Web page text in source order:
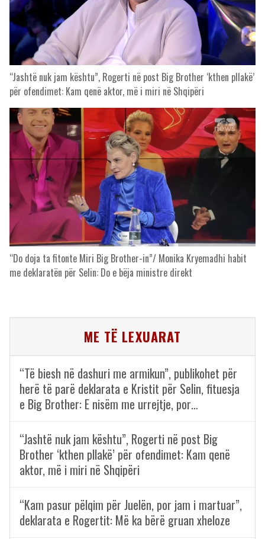
“Jashtë nuk jam kështu”, Rogerti në post Big Brother ‘kthen pllakë’
për ofendimet: Kam qenë aktor, më i miri në Shqipëri
“Do doja ta fitonte Miri Big Brother-in”/ Monika Kryemadhi habit
me deklaratën për Selin: Do e bëja ministre direkt
ME TË LEXUARAT
“Të biesh në dashuri me armikun”, publikohet për
herë të parë deklarata e Kristit për Selin, fituesja
e Big Brother: E nisëm me urrejtje, por…
“Jashtë nuk jam kështu”, Rogerti në post Big
Brother ‘kthen pllakë’ për ofendimet: Kam qenë
aktor, më i miri në Shqipëri
“Kam pasur pëlqim për Juelën, por jam i martuar”,
deklarata e Rogertit: Më ka bërë gruan xheloze